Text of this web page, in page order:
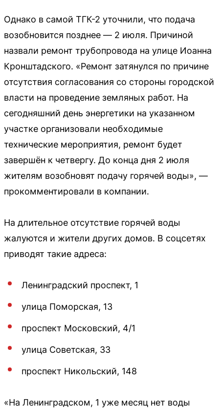
Однако в самой ТГК-2 уточнили, что подача
возобновится позднее — 2 июля. Причиной
назвали ремонт трубопровода на улице Иоанна
Кронштадского. «Ремонт затянулся по причине
отсутствия согласования со стороны городской
власти на проведение земляных работ. На
сегодняшний день энергетики на указанном
участке организовали необходимые
технические мероприятия, ремонт будет
завершён к четвергу. До конца дня 2 июля
жителям возобновят подачу горячей воды», —
прокомментировали в компании.
На длительное отсутствие горячей воды
жалуются и жители других домов. В соцсетях
приводят такие адреса:
Ленинградский проспект, 1
улица Поморская, 13
проспект Московский, 4/1
улица Советская, 33
проспект Никольский, 148
«На Ленинградском, 1 уже месяц нет воды